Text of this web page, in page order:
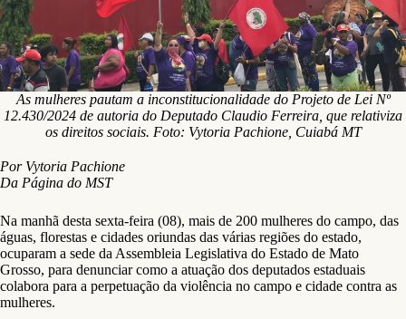
As mulheres pautam a inconstitucionalidade do Projeto de Lei Nº
12.430/2024 de autoria do Deputado Claudio Ferreira, que relativiza
os direitos sociais. Foto: Vytoria Pachione, Cuiabá MT
Por Vytoria Pachione
Da Página do MST
Na manhã desta sexta-feira (08), mais de 200 mulheres do campo, das
águas, florestas e cidades oriundas das várias regiões do estado,
ocuparam a sede da Assembleia Legislativa do Estado de Mato
Grosso, para denunciar como a atuação dos deputados estaduais
colabora para a perpetuação da violência no campo e cidade contra as
mulheres.